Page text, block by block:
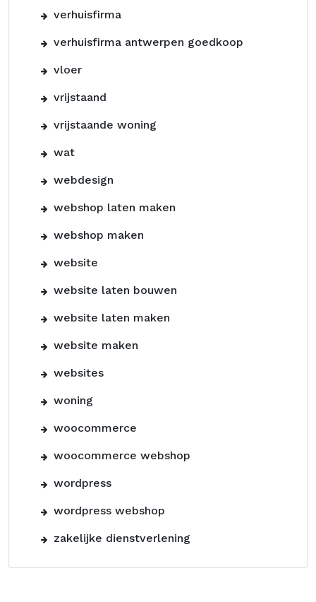
verhuisfirma
verhuisfirma antwerpen goedkoop
vloer
vrijstaand
vrijstaande woning
wat
webdesign
webshop laten maken
webshop maken
website
website laten bouwen
website laten maken
website maken
websites
woning
woocommerce
woocommerce webshop
wordpress
wordpress webshop
zakelijke dienstverlening